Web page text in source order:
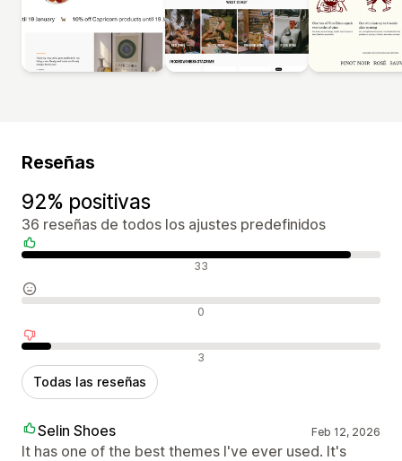
Reseñas
92% positivas
36 reseñas de todos los ajustes predefinidos
Reseñas positivas 33
Reseñas neutras 0
Reseñas negativas 3
Todas las reseñas
Selin Shoes Feb 12, 2026
It has one of the best themes I've ever used. It's